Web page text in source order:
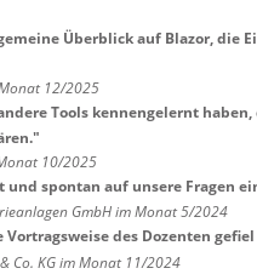
Überblick auf Blazor, die
12/2025
Tools kennengelernt
"
10/2025
spontan auf unsere Fragen
GmbH im Monat 5/2024
Vortragsweise des Dozenten
Co. KG im Monat 11/2024